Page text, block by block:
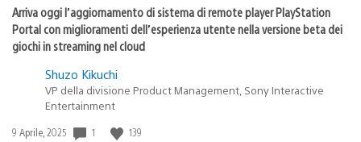
Arriva oggi l’aggiornamento di sistema di remote player PlayStation
Portal con miglioramenti dell’esperienza utente nella versione beta dei
giochi in streaming nel cloud
Shuzo Kikuchi
VP della divisione Product Management, Sony Interactive
Entertainment
Data
9 Aprile, 2025 1 139